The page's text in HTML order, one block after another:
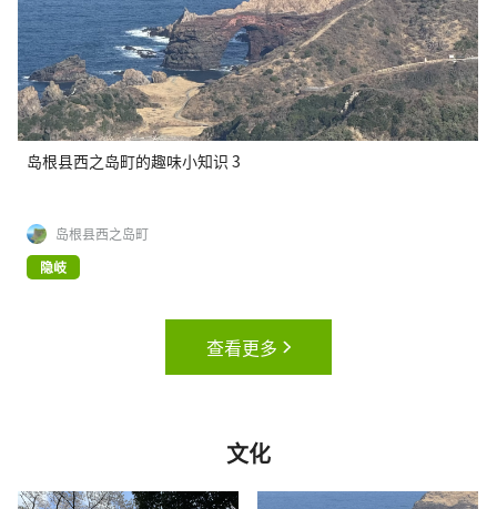
岛根县西之岛町的趣味小知识 3
岛根县西之岛町
隐岐
查看更多
文化